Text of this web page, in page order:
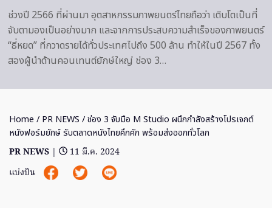
ช่วงปี 2566 ที่ผ่านมา อุตสาหกรรมภาพยนตร์ไทยถือว่า เติบโตเป็นที่
จับตามองเป็นอย่างมาก และจากการประสบความสำเร็จของภาพยนตร์
“ธี่หยด” ที่กวาดรายได้ทั่วประเทศไปถึง 500 ล้าน ทำให้ในปี 2567 ทั้ง
สองผู้นำด้านคอนเทนต์ยักษ์ใหญ่ ช่อง 3…
Home / PR NEWS / ช่อง 3 จับมือ M Studio ผนึกกำลังสร้างโปรเจกต์
หนังฟอร์มยักษ์ รับตลาดหนังไทยคึกคัก พร้อมส่งออกทั่วโลก
PR NEWS |
11 มี.ค. 2024
แบ่งปัน